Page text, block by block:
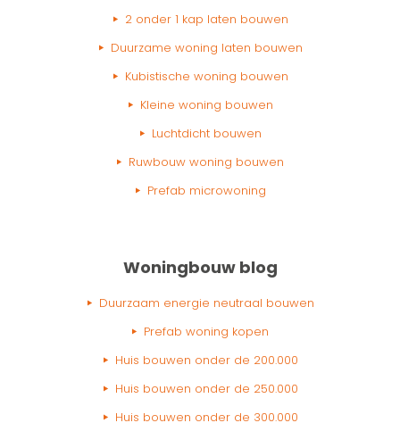
2 onder 1 kap laten bouwen
Duurzame woning laten bouwen
Kubistische woning bouwen
Kleine woning bouwen
Luchtdicht bouwen
Ruwbouw woning bouwen
Prefab microwoning
Woningbouw blog
Duurzaam energie neutraal bouwen
Prefab woning kopen
Huis bouwen onder de 200.000
Huis bouwen onder de 250.000
Huis bouwen onder de 300.000